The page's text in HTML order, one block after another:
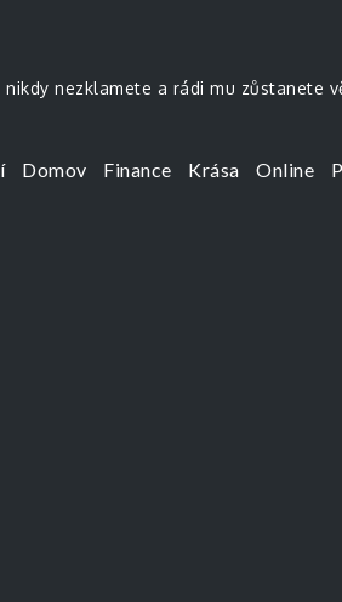
nezklamete a rádi mu zůstanete
Domov Finance Krása Online